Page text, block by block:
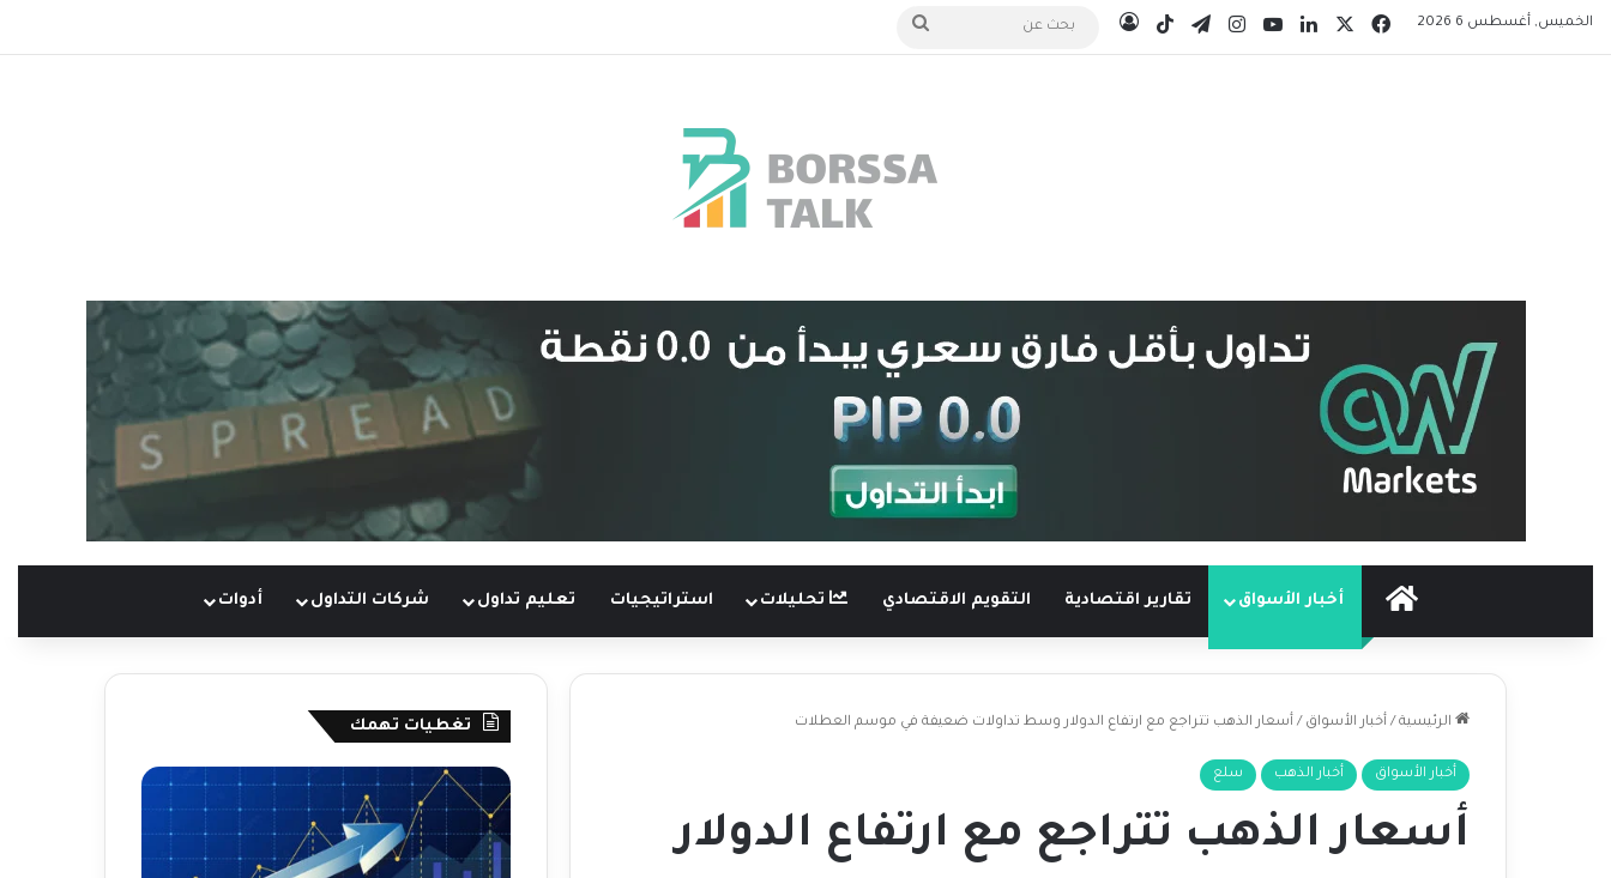
الخميس, أغسطس 6 2026 فيسبوك لينكدإن‫YouTubeانستقرامتيلقرام‫TikTokتسجيل الدخول
الرئيسيةأخبار الأسواق تقارير اقتصادية التقويم الاقتصادي تحليلات استراتيجيات تعليم تداول شركات التداول أدوات
الرئيسية / أخبار الأسواق / أسعار الذهب تتراجع مع ارتفاع الدولار وسط تداولات ضعيفة في موسم العطلات
أخبار الأسواق أخبار الذهب سلع
أسعار الذهب تتراجع مع ارتفاع الدولار
تغطيات تهمك